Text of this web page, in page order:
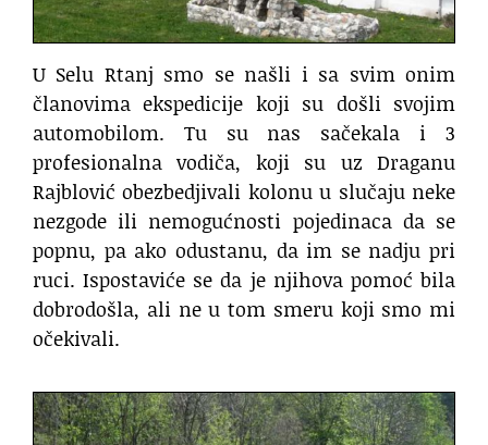
U Selu Rtanj smo se našli i sa svim onim
članovima ekspedicije koji su došli svojim
automobilom. Tu su nas sačekala i 3
profesionalna vodiča, koji su uz Draganu
Rajblović obezbedjivali kolonu u slučaju neke
nezgode ili nemogućnosti pojedinaca da se
popnu, pa ako odustanu, da im se nadju pri
ruci. Ispostaviće se da je njihova pomoć bila
dobrodošla, ali ne u tom smeru koji smo mi
očekivali.